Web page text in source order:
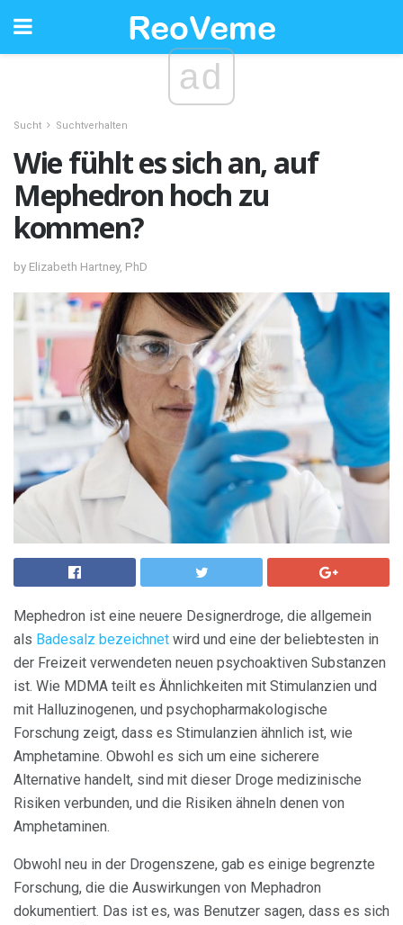
ad
Sucht Suchtverhalten
Wie fühlt es sich an, auf
Mephedron hoch zu
kommen?
by Elizabeth Hartney, PhD
Mephedron ist eine neuere Designerdroge, die allgemein
als Badesalz bezeichnet wird und eine der beliebtesten in
der Freizeit verwendeten neuen psychoaktiven Substanzen
ist. Wie MDMA teilt es Ähnlichkeiten mit Stimulanzien und
mit Halluzinogenen, und psychopharmakologische
Forschung zeigt, dass es Stimulanzien ähnlich ist, wie
Amphetamine. Obwohl es sich um eine sicherere
Alternative handelt, sind mit dieser Droge medizinische
Risiken verbunden, und die Risiken ähneln denen von
Amphetaminen.
Obwohl neu in der Drogenszene, gab es einige begrenzte
Forschung, die die Auswirkungen von Mephadron
dokumentiert. Das ist es, was Benutzer sagen, dass es sich